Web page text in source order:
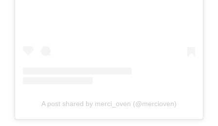
A post shared by merci_oven (@mercioven)